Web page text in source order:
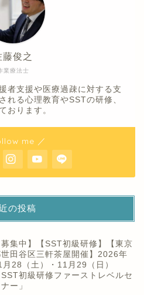
業療法士
藤俊之
者支援や医療過疎に対する支
れる心理教育やSSTの研修、
おります。
me ／
の投稿
募集中】【SST初級研修】【東京
田谷区三軒茶屋開催】2026年
月28（土）・11月29（日）
SST初級研修ファーストレベルセ
ナー」